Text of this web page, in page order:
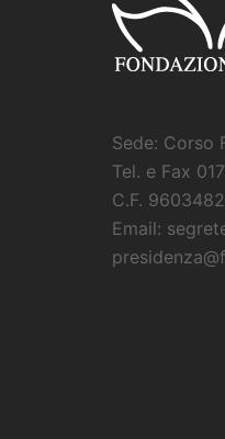
Sede: Corso
Tel. e Fax
C.F.
Email: